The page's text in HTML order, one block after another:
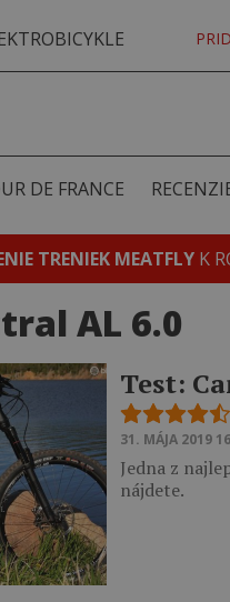
DE FRANCE
TRENIEK MEATFLY K
AL 6.0
Test:
31. MÁJA 2019
Jedna z
nájdete.